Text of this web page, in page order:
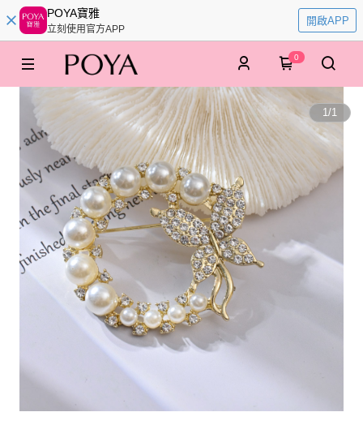
POYA寶雅
立刻使用官方APP
開啟APP
0
1/1